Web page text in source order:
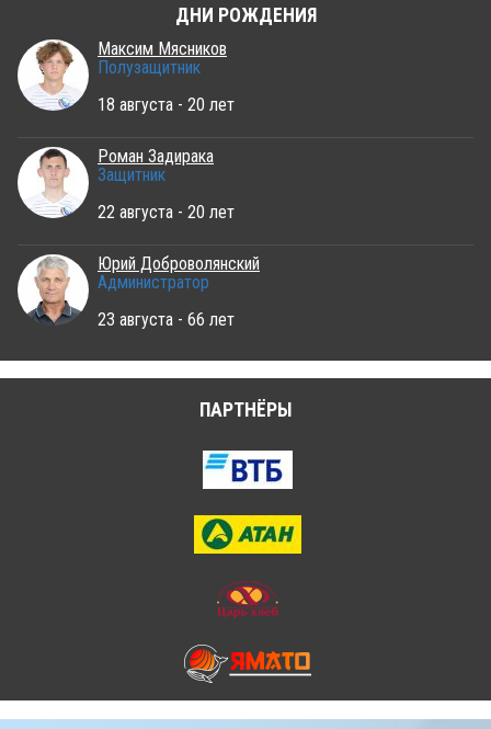
ДНИ РОЖДЕНИЯ
Максим Мясников
Полузащитник
18 августа - 20 лет
Роман Задирака
Защитник
22 августа - 20 лет
Юрий Доброволянский
Администратор
23 августа - 66 лет
ПАРТНЁРЫ